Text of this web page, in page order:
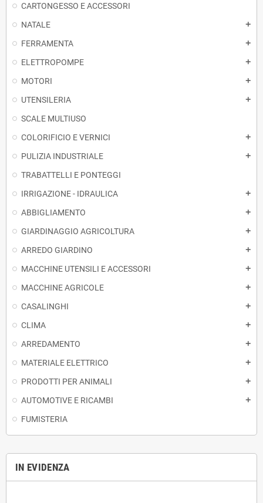
CARTONGESSO E ACCESSORI
NATALE
add
FERRAMENTA add
ELETTROPOMPE add
MOTORI add
UTENSILERIA add
SCALE MULTIUSO
COLORIFICIO E VERNICI
add
PULIZIA INDUSTRIALE add
TRABATTELLI E PONTEGGI
IRRIGAZIONE - IDRAULICA
add
ABBIGLIAMENTO add
GIARDINAGGIO AGRICOLTURA add
ARREDO GIARDINO add
MACCHINE UTENSILI E ACCESSORI add
MACCHINE AGRICOLE add
CASALINGHI add
CLIMA add
ARREDAMENTO add
MATERIALE ELETTRICO add
PRODOTTI PER ANIMALI add
AUTOMOTIVE E RICAMBI add
FUMISTERIA
IN EVIDENZA